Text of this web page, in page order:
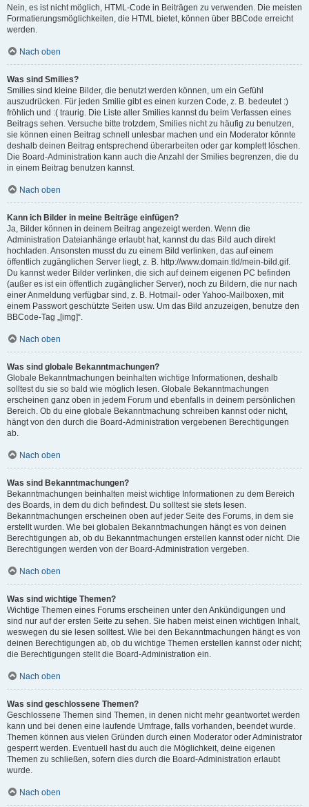
Nein, es ist nicht möglich, HTML-Code in Beiträgen zu verwenden. Die meisten
Formatierungsmöglichkeiten, die HTML bietet, können über BBCode erreicht
werden.
Nach oben
Was sind Smilies?
Smilies sind kleine Bilder, die benutzt werden können, um ein Gefühl
auszudrücken. Für jeden Smilie gibt es einen kurzen Code, z. B. bedeutet :)
fröhlich und :( traurig. Die Liste aller Smilies kannst du beim Verfassen eines
Beitrags sehen. Versuche bitte trotzdem, Smilies nicht zu häufig zu benutzen,
sie können einen Beitrag schnell unlesbar machen und ein Moderator könnte
deshalb deinen Beitrag entsprechend überarbeiten oder gar komplett löschen.
Die Board-Administration kann auch die Anzahl der Smilies begrenzen, die du
in einem Beitrag benutzen kannst.
Nach oben
Kann ich Bilder in meine Beiträge einfügen?
Ja, Bilder können in deinem Beitrag angezeigt werden. Wenn die
Administration Dateianhänge erlaubt hat, kannst du das Bild auch direkt
hochladen. Ansonsten musst du zu einem Bild verlinken, das auf einem
öffentlich zugänglichen Server liegt, z. B. http://www.domain.tld/mein-bild.gif.
Du kannst weder Bilder verlinken, die sich auf deinem eigenen PC befinden
(außer es ist ein öffentlich zugänglicher Server), noch zu Bildern, die nur nach
einer Anmeldung verfügbar sind, z. B. Hotmail- oder Yahoo-Mailboxen, mit
einem Passwort geschützte Seiten usw. Um das Bild anzuzeigen, benutze den
BBCode-Tag „[img]“.
Nach oben
Was sind globale Bekanntmachungen?
Globale Bekanntmachungen beinhalten wichtige Informationen, deshalb
solltest du sie so bald wie möglich lesen. Globale Bekanntmachungen
erscheinen ganz oben in jedem Forum und ebenfalls in deinem persönlichen
Bereich. Ob du eine globale Bekanntmachung schreiben kannst oder nicht,
hängt von den durch die Board-Administration vergebenen Berechtigungen
ab.
Nach oben
Was sind Bekanntmachungen?
Bekanntmachungen beinhalten meist wichtige Informationen zu dem Bereich
des Boards, in dem du dich befindest. Du solltest sie stets lesen.
Bekanntmachungen erscheinen oben auf jeder Seite des Forums, in dem sie
erstellt wurden. Wie bei globalen Bekanntmachungen hängt es von deinen
Berechtigungen ab, ob du Bekanntmachungen erstellen kannst oder nicht. Die
Berechtigungen werden von der Board-Administration vergeben.
Nach oben
Was sind wichtige Themen?
Wichtige Themen eines Forums erscheinen unter den Ankündigungen und
sind nur auf der ersten Seite zu sehen. Sie haben meist einen wichtigen Inhalt,
weswegen du sie lesen solltest. Wie bei den Bekanntmachungen hängt es von
deinen Berechtigungen ab, ob du wichtige Themen erstellen kannst oder nicht;
die Berechtigungen stellt die Board-Administration ein.
Nach oben
Was sind geschlossene Themen?
Geschlossene Themen sind Themen, in denen nicht mehr geantwortet werden
kann und bei denen eine laufende Umfrage, falls vorhanden, beendet wurde.
Themen können aus vielen Gründen durch einen Moderator oder Administrator
gesperrt werden. Eventuell hast du auch die Möglichkeit, deine eigenen
Themen zu schließen, sofern dies durch die Board-Administration erlaubt
wurde.
Nach oben